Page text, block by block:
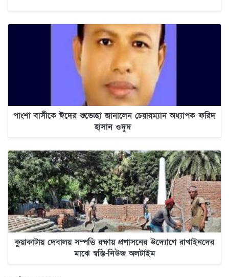
পাংশা বাসীকে ঈদের শুভেচ্ছা জানালেন চেয়ারম্যান অধ্যাপক ফরিদ
হাসান ওদুদ
কুয়াকাটায় দেবালয় সম্পত্তি রক্ষায় প্রশাসনের উদ্যোগে রাখাইনদের
মাঝে স্বস্তি-নিউজ অলটাইম